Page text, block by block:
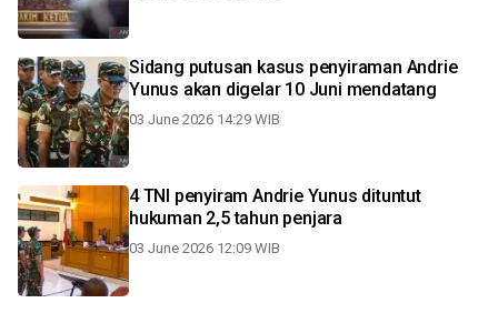
Sidang putusan kasus penyiraman Andrie
Yunus akan digelar 10 Juni mendatang
03 June 2026 14:29 WIB
4 TNI penyiram Andrie Yunus dituntut
hukuman 2,5 tahun penjara
03 June 2026 12:09 WIB